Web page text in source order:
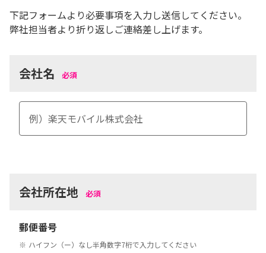
下記フォームより必要事項を入力し送信してください。
弊社担当者より折り返しご連絡差し上げます。
会社名 必須
会社所在地 必須
郵便番号
※ ハイフン（ー）なし半角数字7桁で入力してください